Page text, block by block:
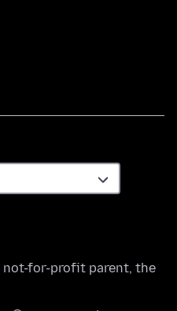
not-for-profit parent, the